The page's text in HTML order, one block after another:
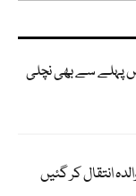
پہلے سے بھی نچلی
انتقال کر گئیں